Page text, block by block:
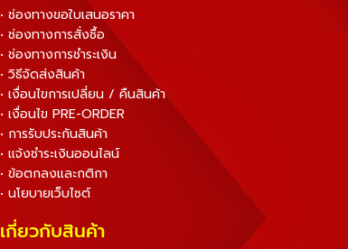
• ช่องทางขอใบเสนอราคา
• ช่องทางการสั่งซื้อ
• ช่องทางการชำระเงิน
• วิธีจัดส่งสินค้า
• เงื่อนไขการเปลี่ยน / คืนสินค้า
• เงื่อนไข PRE-ORDER
• การรับประกันสินค้า
• แจ้งชำระเงินออนไลน์
• ข้อตกลงและกติกา
• นโยบายเว็บไซต์
เกี่ยวกับสินค้า